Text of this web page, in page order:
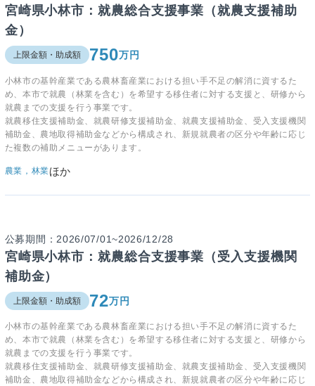
宮崎県小林市：就農総合支援事業（就農支援補助
金）
上限金額・助成額 750万円
小林市の基幹産業である農林畜産業における担い手不足の解消に資するた
め、本市で就農（林業を含む）を希望する移住者に対する支援と、研修から
就農までの支援を行う事業です。
就農移住支援補助金、就農研修支援補助金、就農支援補助金、受入支援機関
補助金、農地取得補助金などから構成され、新規就農者の区分や年齢に応じ
た複数の補助メニューがあります。
農業，林業ほか
公募期間：2026/07/01~2026/12/28
宮崎県小林市：就農総合支援事業（受入支援機関
補助金）
上限金額・助成額 72万円
小林市の基幹産業である農林畜産業における担い手不足の解消に資するた
め、本市で就農（林業を含む）を希望する移住者に対する支援と、研修から
就農までの支援を行う事業です。
就農移住支援補助金、就農研修支援補助金、就農支援補助金、受入支援機関
補助金、農地取得補助金などから構成され、新規就農者の区分や年齢に応じ